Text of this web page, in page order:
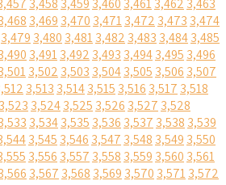
3,458 3,459 3,460 3,4613,462 3,463
3,469 3,470 3,4713,472 3,473 3,474
3,479 3,480 3,4813,482 3,483 3,4843,485
3,4913,492 3,493 3,4943,495 3,496
3,502 3,503 3,5043,505 3,506 3,507
3,513 3,5143,515 3,516 3,517 3,518
3,523 3,5243,525 3,526 3,527 3,528
3,5343,535 3,536 3,537 3,538 3,539
3,545 3,546 3,547 3,548 3,549 3,550
3,556 3,557 3,558 3,559 3,560 3,561
3,567 3,568 3,569 3,570 3,5713,572